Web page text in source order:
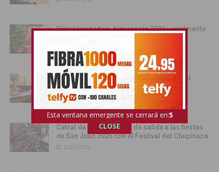
Pilar Hernández, Armengola 2026: «realmente
Las senadoras de la Vega Baja acercan el
Senado a la comarca
17/06/2026
Catral da el pistoletazo de salida a las fiestas
de San Juan 2026 con el Festival del Chupinazo
13/06/2026
Esta ventana emergente se cerrará en:4
CLOSE